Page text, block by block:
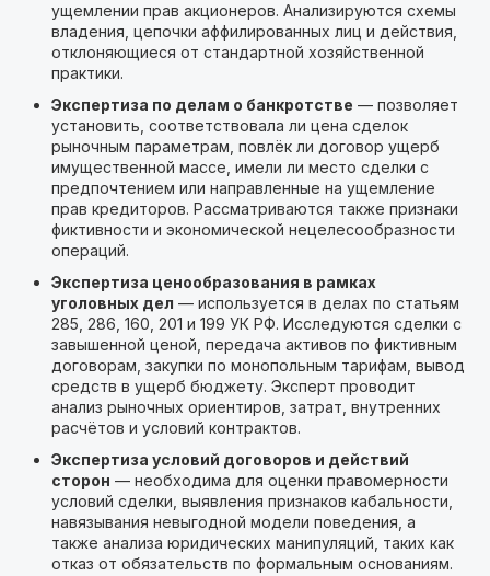
ущемлении прав акционеров. Анализируются схемы
владения, цепочки аффилированных лиц и действия,
отклоняющиеся от стандартной хозяйственной
практики.
Экспертиза по делам о банкротстве — позволяет
установить, соответствовала ли цена сделок
рыночным параметрам, повлёк ли договор ущерб
имущественной массе, имели ли место сделки с
предпочтением или направленные на ущемление
прав кредиторов. Рассматриваются также признаки
фиктивности и экономической нецелесообразности
операций.
Экспертиза ценообразования в рамках
уголовных дел — используется в делах по статьям
285, 286, 160, 201 и 199 УК РФ. Исследуются сделки с
завышенной ценой, передача активов по фиктивным
договорам, закупки по монопольным тарифам, вывод
средств в ущерб бюджету. Эксперт проводит
анализ рыночных ориентиров, затрат, внутренних
расчётов и условий контрактов.
Экспертиза условий договоров и действий
сторон — необходима для оценки правомерности
условий сделки, выявления признаков кабальности,
навязывания невыгодной модели поведения, а
также анализа юридических манипуляций, таких как
отказ от обязательств по формальным основаниям.